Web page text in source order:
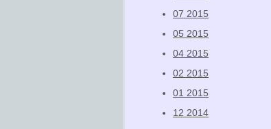
07 2015
05 2015
04 2015
02 2015
01 2015
12 2014